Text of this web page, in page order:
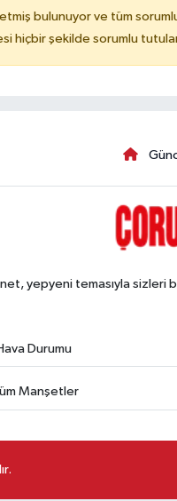
bulunuyor ve tüm
hiçbir şekilde sorumlu
yepyeni temasıyla sizleri
Durumu
Manşetler